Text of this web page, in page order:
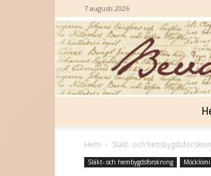
7 augusti 2026
Hem Släkt- och
Släkt- och hembygdsforskning